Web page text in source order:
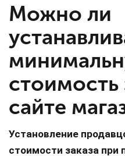
Можно ли
стоимость
сайте
Установление
стоимости заказа при